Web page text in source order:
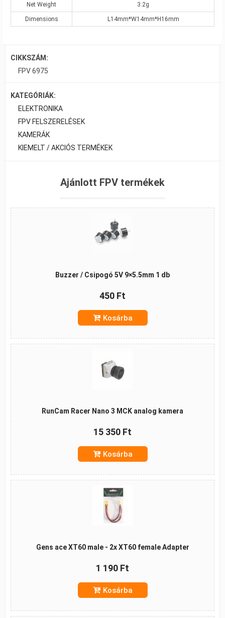
Net Weight 3.2g
Dimensions L14mm*W14mm*H16mm
CIKKSZÁM:
FPV 6975
KATEGÓRIÁK:
ELEKTRONIKA
FPV FELSZERELÉSEK
KAMERÁK
KIEMELT / AKCIÓS TERMÉKEK
Ajánlott FPV termékek
Buzzer / Csipogó 5V 9×5.5mm 1 db
450 Ft
Kosárba
RunCam Racer Nano 3 MCK analog kamera
15 350 Ft
Kosárba
Gens ace XT60 male - 2x XT60 female Adapter
1 190 Ft
Kosárba